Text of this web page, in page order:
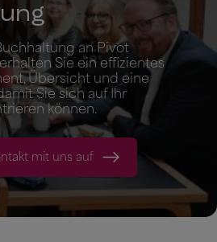
an Pivot
Sie ein effizientes
Übersicht und eine
Sie sich auf Ihr
können.
mit uns auf